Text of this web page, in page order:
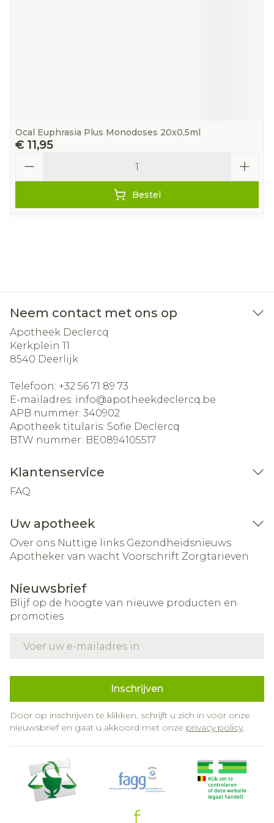
Ocal Euphrasia Plus Monodoses 20x0,5ml
€ 11,95
Bestel
Neem contact met ons op
Apotheek Declercq
Kerkplein 11
8540 Deerlijk
Telefoon: +32 56 71 89 73
E-mailadres: info@apotheekdeclercq.be
APB nummer: 340902
Apotheek titularis: Sofie Declercq
BTW nummer: BE0894105517
Klantenservice
FAQ
Uw apotheek
Over ons Nuttige links Gezondheidsnieuws
Apotheker van wacht Voorschrift Zorgtarieven
Nieuwsbrief
Blijf op de hoogte van nieuwe producten en
promoties
Inschrijven
Door op inschrijven te klikken, schrijft u zich in voor onze
nieuwsbrief en gaat u akkoord met onze privacy policy.